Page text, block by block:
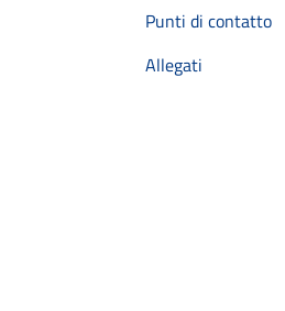
Punti di contatto
Allegati